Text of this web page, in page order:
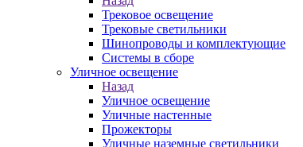
Трековое освещение
Трековые светильники
Шинопроводы и комплектующие
Системы в сборе
Уличное освещение
Назад
Уличное освещение
Уличные настенные
Прожекторы
Уличные наземные светильники